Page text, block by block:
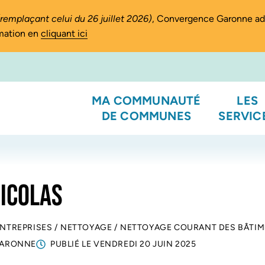
celui du 26 juillet 2026), Convergence Garonne
en cliquant ici
MA COMMUNAUTÉ
DE COMMUNES
LES
/ NETTOYAGE / NETTOYAGE COURANT DES
PUBLIÉ LE VENDREDI 20 JUIN 2025